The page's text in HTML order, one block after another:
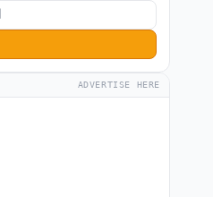
ADVERTISE HERE